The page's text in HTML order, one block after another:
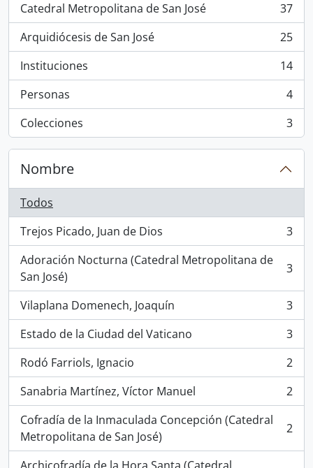
Catedral Metropolitana de San José
, 37 resultados
37
Arquidiócesis de San José
, 25 resultados
25
Instituciones
, 14 resultados
14
Personas
, 4 resultados
4
Colecciones
, 3 resultados 3
Nombre
Todos
Trejos Picado, Juan de Dios
, 3 resultados
3
Adoración Nocturna (Catedral Metropolitana de
San José)
, 3 resultados 3
Vilaplana Domenech, Joaquín
, 3 resultados
3
Estado de la Ciudad del Vaticano
, 3 resultados
3
Rodó Farriols, Ignacio
, 2 resultados
2
Sanabria Martínez, Víctor Manuel
, 2 resultados
2
Cofradía de la Inmaculada Concepción (Catedral
Metropolitana de San José)
, 2 resultados 2